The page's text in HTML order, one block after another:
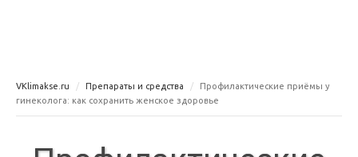
VKlimakse.ru Препараты и средства
Профилактические приёмы у
гинеколога: как сохранить женское здоровье